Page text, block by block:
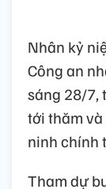
Nhân kỷ
Công an
sáng 28/7,
tới thăm và
ninh chính
Tham dự